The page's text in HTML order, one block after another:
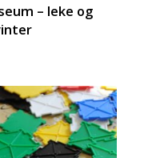
– leke og